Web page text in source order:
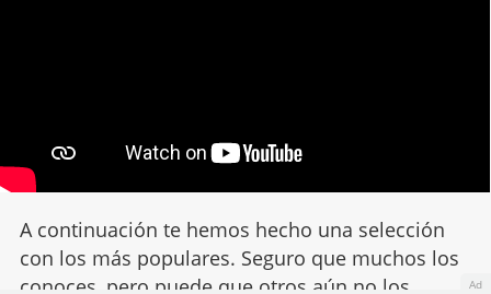
A continuación te hemos hecho una selección
con los más populares. Seguro que muchos los
conoces, pero puede que otros aún no los
Ad